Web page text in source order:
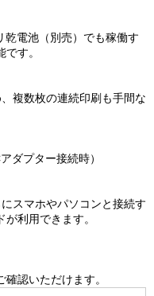
乾電池（別売）でも稼働す
す。
複数枚の連続印刷も手間な
ダプター接続時）
スマホやパソコンと接続す
利用できます。
認いただけます。